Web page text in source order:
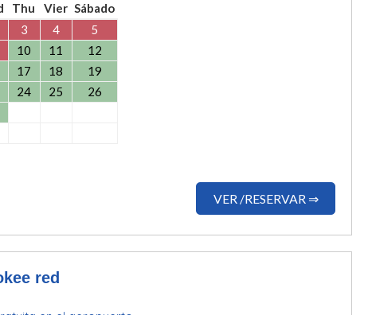
VER /RESERVAR ⇒
Thu Vier Sábado
3 4
5
10 11
12
17 18
19
24 25
26
red